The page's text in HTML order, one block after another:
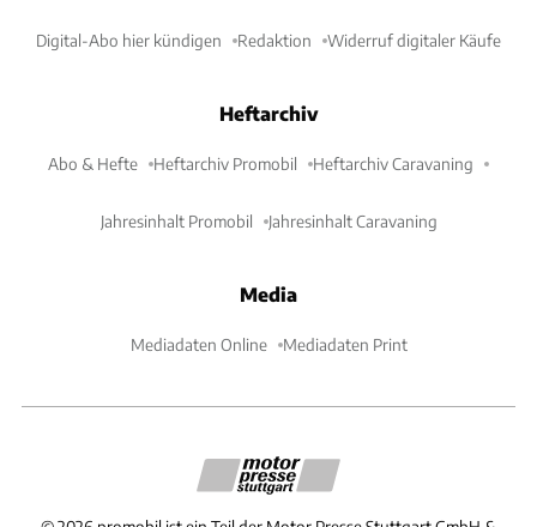
Digital-Abo hier kündigen Redaktion Widerruf digitaler Käufe
Heftarchiv
Abo & Hefte Heftarchiv Promobil Heftarchiv Caravaning
Jahresinhalt Promobil Jahresinhalt Caravaning
Media
Mediadaten Online Mediadaten Print